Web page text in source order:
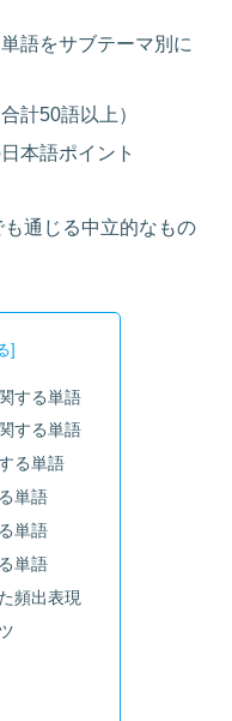
語をサブテーマ別に
計50語以上）
本語ポイント
通じる中立的なもの
する単語
する単語
る単語
単語
単語
単語
頻出表現